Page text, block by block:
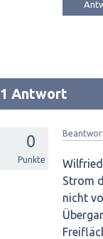
1 Antwort
0
Punkte
Wilfried
Strom
nicht